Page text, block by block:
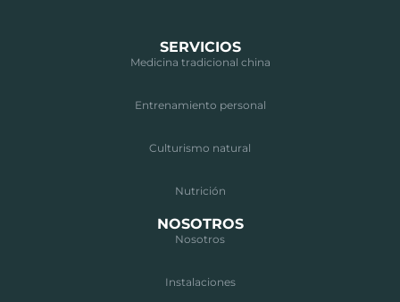
SERVICIOS
Medicina tradicional china
Entrenamiento personal
Culturismo natural
Nutrición
NOSOTROS
Nosotros
Instalaciones